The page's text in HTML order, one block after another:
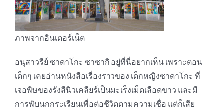
ภาพจากอินเตอร์เน็ต
อนุสาวรีย์ ซาดาโกะ ซาซากิ อยู่ที่นี่อยากเห็น เพราะตอน
เด็กๆ เคยอ่านหนังสือเรื่องราวของ เด็กหญิงซาดาโกะ ที่
เจอพิษของรังสีนิวเคลียร์เป็นมะเร็งเม็ดเลือดขาว และมี
การพับนกกระเรียนเพื่อต่อชีวิตตามความเชื่อ แต่ก็เสีย